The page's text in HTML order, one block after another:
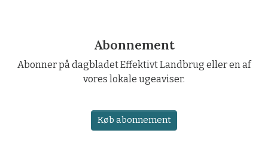
Abonnement
Abonner på dagbladet Effektivt Landbrug eller en af
vores lokale ugeaviser.
Køb abonnement